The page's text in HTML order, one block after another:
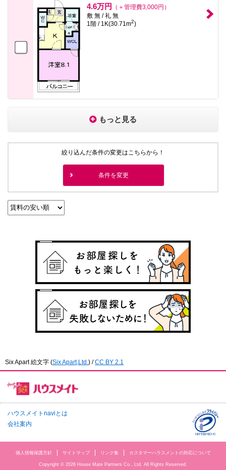
4.6万円
（＋管理費3,000円）
敷 無 / 礼 無
1階 / 1K(30.71m2)
もっと見る
絞り込んだ条件の変更はこちらから！
条件を変更
Six Apart 絵文字 (Six Apart,Ltd. ) /CC BY 2.1
ハウスメイトnaviとは
会社案内
個人情報保護方針 サイトマップ リンク集 カスタマーハラスメントの対応について
Copyright © 2026 House Mate Partners Co., Ltd. All Rights Reserved.